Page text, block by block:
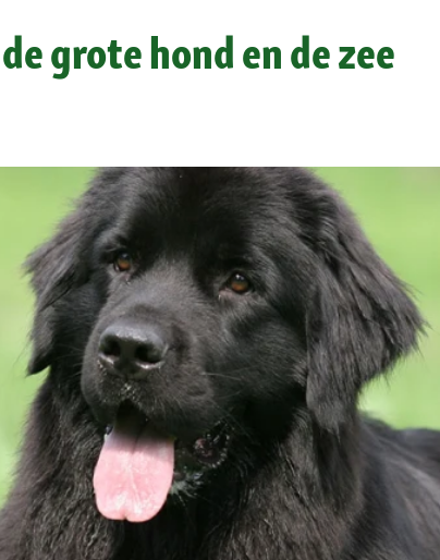
grote hond en de zee